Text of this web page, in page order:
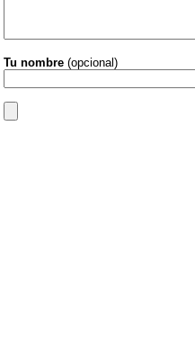
Tu nombre (opcional)